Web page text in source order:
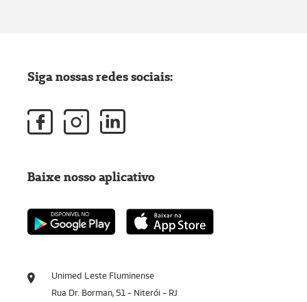
Unimed Leste Fluminense
Rua Dr. Borman, 51 - Niterói - RJ
Siga nossas redes sociais:
Baixe nosso aplicativo